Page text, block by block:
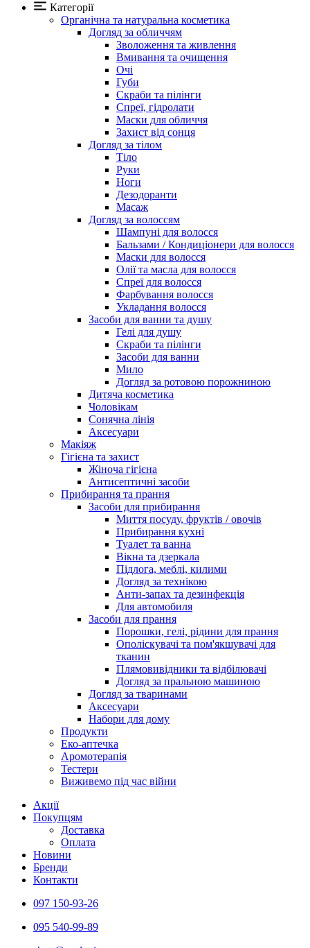
Категорії
Органічна та натуральна косметика
Догляд за обличчям
Зволоження та живлення
Вмивання та очищення
Очі
Губи
Скраби та пілінги
Спреї, гідролати
Маски для обличчя
Захист від сонця
Догляд за тілом
Тіло
Руки
Ноги
Дезодоранти
Масаж
Догляд за волоссям
Шампуні для волосся
Бальзами / Кондиціонери для волосся
Маски для волосся
Олії та масла для волосся
Спреї для волосся
Фарбування волосся
Укладання волосся
Засоби для ванни та душу
Гелі для душу
Скраби та пілінги
Засоби для ванни
Мило
Догляд за ротовою порожниною
Дитяча косметика
Чоловікам
Сонячна лінія
Аксесуари
Макіяж
Гігієна та захист
Жіноча гігієна
Антисептичні засоби
Прибирання та прання
Засоби для прибирання
Миття посуду, фруктів / овочів
Прибирання кухні
Туалет та ванна
Вікна та дзеркала
Підлога, меблі, килими
Догляд за технікою
Анти-запах та дезинфекція
Для автомобиля
Засоби для прання
Порошки, гелі, рідини для прання
Ополіскувачі та пом'якшувачі для
тканин
Плямовивідники та відбілювачі
Догляд за пральною машиною
Догляд за тваринами
Аксесуари
Набори для дому
Продукти
Еко-аптечка
Аромотерапія
Тестери
Виживемо під час війни
Акції
Покупцям
Доставка
Оплата
Новини
Бренди
Контакти
097 150-93-26
095 540-99-89